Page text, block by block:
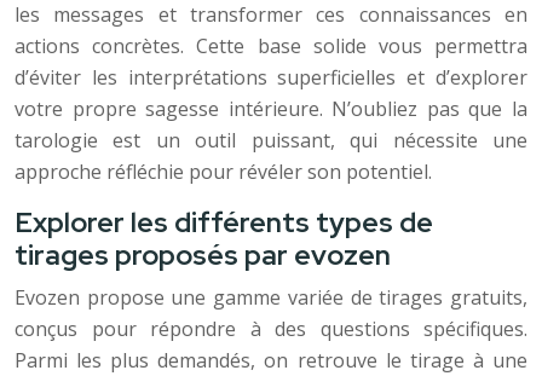
les messages et transformer ces connaissances en
actions concrètes. Cette base solide vous permettra
d’éviter les interprétations superficielles et d’explorer
votre propre sagesse intérieure. N’oubliez pas que la
tarologie est un outil puissant, qui nécessite une
approche réfléchie pour révéler son potentiel.
Explorer les différents types de
tirages proposés par evozen
Evozen propose une gamme variée de tirages gratuits,
conçus pour répondre à des questions spécifiques.
Parmi les plus demandés, on retrouve le tirage à une